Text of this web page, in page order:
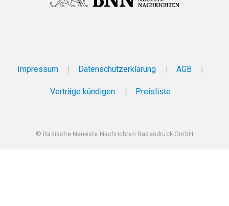
Impressum Datenschutzerklärung AGB
Verträge kündigen Preisliste
© Badische Neueste Nachrichten Badendruck GmbH